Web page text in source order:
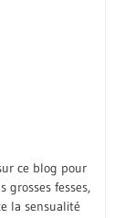
ce blog pour
grosses fesses,
la sensualité